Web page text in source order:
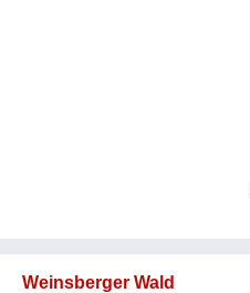
Weinsberger Wald